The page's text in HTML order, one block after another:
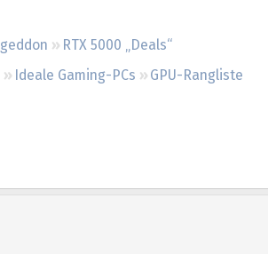
RTX 5000 „Deals“
Ideale Gaming-PCs
GPU-Rangliste